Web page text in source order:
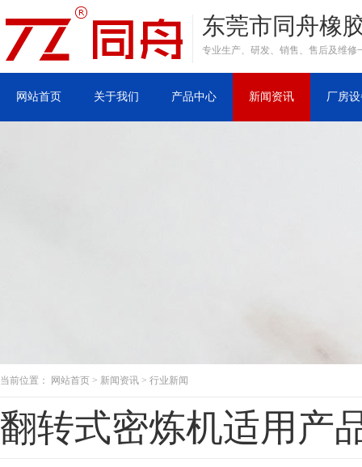
东莞市同舟橡
专业生产、研发、销售、售后及维修
网站首页 关于我们 产品中心 新闻资讯 厂房
当前位置： 网站首页 > 新闻资讯 > 行业新闻
翻转式密炼机适用产